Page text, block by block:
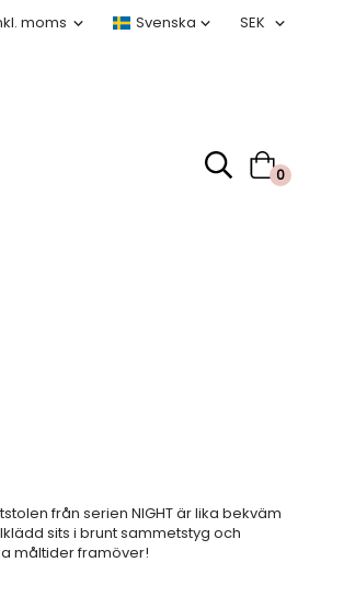
0
från serien NIGHT är lika bekväm
sits i brunt sammetstyg och
måltider framöver!